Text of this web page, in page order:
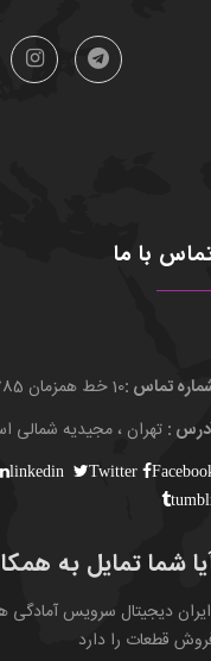
با ما
تماس :10 خط همزمان 02191011785
: تهران ، مجیدیه شمالی
Twitter
linkedin
شما تمایل به
ایران دیجیتال سرویس
قطعات را دارد